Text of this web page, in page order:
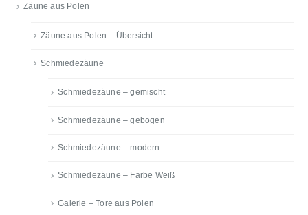
Zäune aus Polen
Zäune aus Polen – Übersicht
Schmiedezäune
Schmiedezäune – gemischt
Schmiedezäune – gebogen
Schmiedezäune – modern
Schmiedezäune – Farbe Weiß
Galerie – Tore aus Polen